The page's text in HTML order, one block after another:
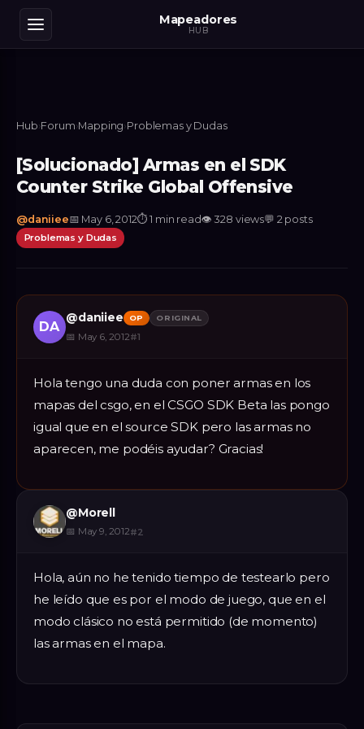
Mapeadores
HUB
Hub›Forum›Mapping›Problemas y Dudas
[Solucionado] Armas en el SDK
Counter Strike Global Offensive
@daniiee📅 May 6, 2012⏱1 min read👁328 views💬 2 posts
Problemas y Dudas
DA
@daniiee OP ORIGINAL
📅 May 6, 2012#1
Hola tengo una duda con poner armas en los
mapas del csgo, en el CSGO SDK Beta las pongo
igual que en el source SDK pero las armas no
aparecen, me podéis ayudar? Gracias!
@Morell
📅 May 9, 2012#2
Hola, aún no he tenido tiempo de testearlo pero
he leído que es por el modo de juego, que en el
modo clásico no está permitido (de momento)
las armas en el mapa.